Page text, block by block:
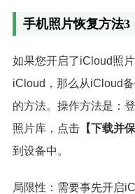
手机照片恢复方法
如果您开启了iCloud照
iCloud，那么从iCloud
的方法。操作方法是：
照片库，点击【下载并
到设备中。
局限性：需要事先开启